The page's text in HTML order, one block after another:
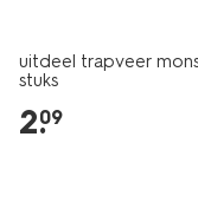
uitdeel trapveer
stuks
2.
09